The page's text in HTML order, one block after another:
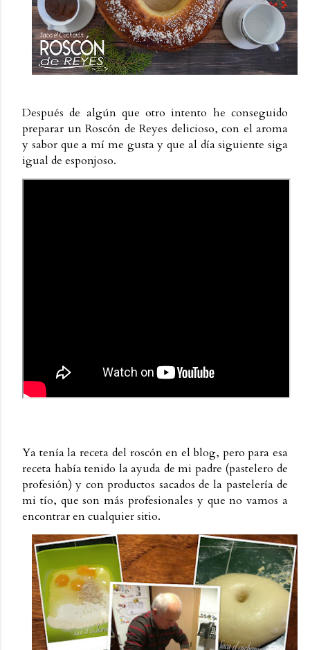
Después de algún que otro intento he conseguido
preparar un Roscón de Reyes delicioso, con el aroma
y sabor que a mí me gusta y que al día siguiente siga
igual de esponjoso.
Ya tenía la receta del roscón en el blog, pero para esa
receta había tenido la ayuda de mi padre (pastelero de
profesión) y con productos sacados de la pastelería de
mi tío, que son más profesionales y que no vamos a
encontrar en cualquier sitio.